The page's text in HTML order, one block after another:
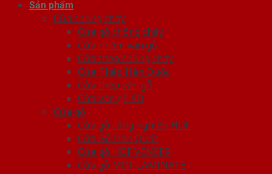
Sản phẩm
Cửa chống cháy
Cửa gỗ chống cháy
Cửa nhôm vân gỗ
Cửa thép chống cháy
Cửa Thép Hàn Quốc
Cửa thép vân gỗ
Cửa vân gỗ 5D
Cửa gỗ
Cửa gỗ công nghiệp HDF
Cửa Gỗ Hàn Quốc
Cửa gỗ HDF VENEER
Cửa gỗ MDF LAMINATE